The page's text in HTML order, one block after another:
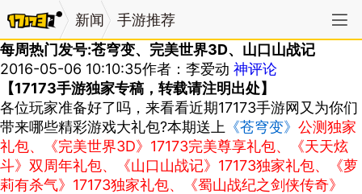
新闻 手游推荐
每周热门发号:苍穹变、完美世界3D、山口山战记
2016-05-06 10:10:35作者：李爱动 神评论
【17173手游独家专稿，转载请注明出处】
各位玩家准备好了吗，来看看近期17173手游网又为你们
带来哪些精彩游戏大礼包?本期送上 《苍穹变》 公测独家
礼包、《完美世界3D》17173完美尊享礼包、《天天炫
斗》双周年礼包、《山口山战记》17173独家礼包、《萝
莉有杀气》17173独家礼包、《蜀山战纪之剑侠传奇》